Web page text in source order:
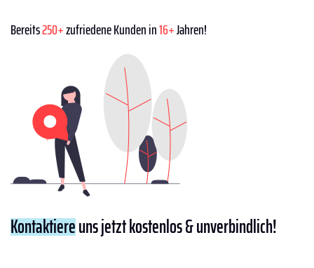
Bereits250+zufriedene Kunden in16+Jahren!
Kontaktiereuns jetzt kostenlos & unverbindlich!